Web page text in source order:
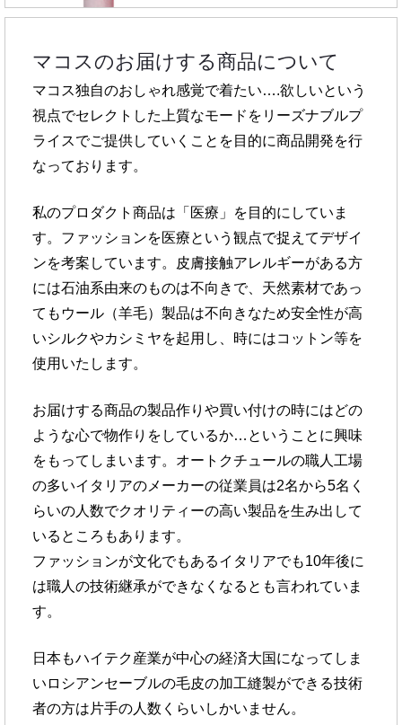
マコスのお届けする商品について
マコス独自のおしゃれ感覚で着たい….欲しいという
視点でセレクトした上質なモードをリーズナブルプ
ライスでご提供していくことを目的に商品開発を行
なっております。
私のプロダクト商品は「医療」を目的にしていま
す。 ファッションを医療という観点で捉えてデザイ
ンを考案しています。
皮膚接触アレルギーがある方
には石油系由来のものは不向きで、 天然素材であっ
てもウール（羊毛）製品は不向きなため安全性が高
いシルクやカシミヤを起用し、時にはコットン等を
使用いたします。
お届けする商品の製品作りや買い付けの時にはどの
ような心で物作りをしているか…ということに興味
をもってしまいます。 オートクチュールの職人工場
の多いイタリアのメーカーの従業員は2名から5名く
らいの人数でクオリティーの高い製品を生み出して
いるところもあります。
ファッションが文化でもあるイタリアでも10年後に
は職人の技術継承ができなくなるとも言われていま
す。
日本もハイテク産業が中心の経済大国になってしま
い ロシアンセーブルの毛皮の加工縫製ができる技術
者の方は 片手の人数くらいしかいません。